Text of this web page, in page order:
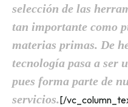
selección de las
tan importante como
materias primas. De
tecnología pasa a ser
pues forma parte de
servicios.[/